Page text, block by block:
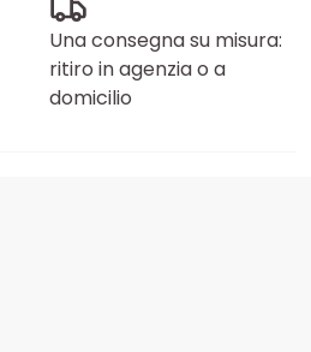
Una consegna su misura:
ritiro in agenzia o a
domicilio